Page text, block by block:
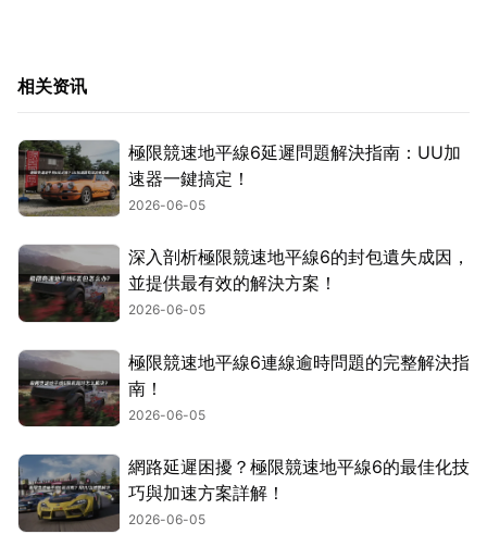
相关资讯
極限競速地平線6延遲問題解決指南：UU加
速器一鍵搞定！
2026-06-05
深入剖析極限競速地平線6的封包遺失成因，
並提供最有效的解決方案！
2026-06-05
極限競速地平線6連線逾時問題的完整解決指
南！
2026-06-05
網路延遲困擾？極限競速地平線6的最佳化技
巧與加速方案詳解！
2026-06-05